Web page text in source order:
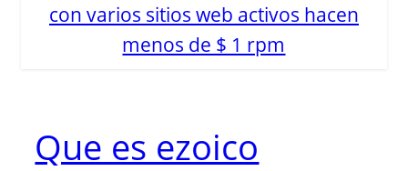
con varios sitios web activos hacen
menos de $ 1 rpm
Que es ezoico